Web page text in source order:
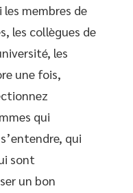
membres de
les collègues de
les
une fois,
qui
qui
sont
un bon